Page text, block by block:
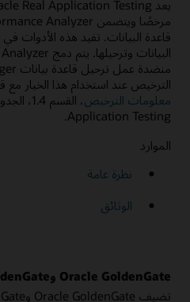
قاعدة البيانات. تفيد هذه الأدوات
الترخيص عند استخدام هذا الخيار مع
معلومات الترخيص
Application Testing.
الموارد
نظرة عامة
الوثائق
Oracle GoldenGate وOCI GoldenGate